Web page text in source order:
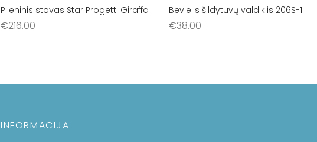
Plieninis stovas Star Progetti Giraffa
€216.00
Bevielis šildytuvų valdiklis 206S-1
€38.00
INFORMACIJA